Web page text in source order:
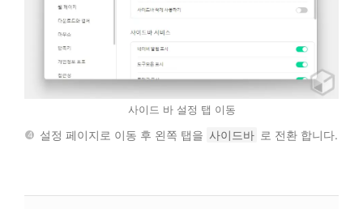
사이드 바 설정 탭 이동
설정 페이지로 이동 후 왼쪽 탭을 사이드바 로 전환 합니다.